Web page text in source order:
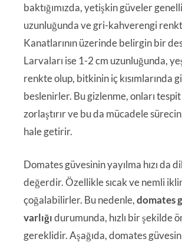
baktığımızda, yetişkin güveler
uzunluğunda ve gri-kahverengi
Kanatlarının üzerinde belirgin bir
Larvaları ise 1-2 cm uzunluğunda,
renkte olup, bitkinin iç kısımlarında
beslenirler. Bu gizlenme, onları
zorlaştırır ve bu da mücadele
hale getirir.
Domates güvesinin yayılma hızı da
değerdir. Özellikle sıcak ve nemli
çoğalabilirler. Bu nedenle,domates
varlığıdurumunda, hızlı bir şekilde
gereklidir. Aşağıda, domates